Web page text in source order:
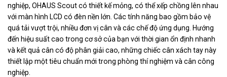
nghiệp, OHAUS Scout có thiết kế mỏng, có thể xếp chồng lên nhau
với màn hình LCD có đèn nền lớn. Các tính năng bao gồm bảo vệ
quá tải vượt trội, nhiều đơn vị cân và các chế độ ứng dụng. Hướng
đến hiệu suất cao trong cơ sở của bạn với thời gian ổn định nhanh
và kết quả cân có độ phân giải cao, những chiếc cân xách tay này
thiết lập một tiêu chuẩn mới trong phòng thí nghiệm và cân công
nghiệp.